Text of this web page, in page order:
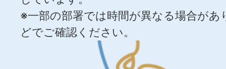
※一部の部署では時間が異なる場合が
どでご確認ください。